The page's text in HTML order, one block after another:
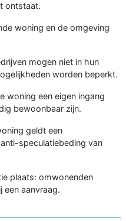
ontstaat.
woning en de omgeving
mogen niet in hun
worden beperkt.
woning een eigen ingang
bewoonbaar zijn.
geldt een
speculatiebeding van
plaats: omwonenden
aanvraag.